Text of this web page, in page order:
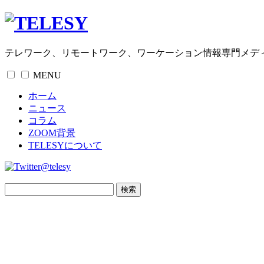
テレワーク、リモートワーク、ワーケーション情報専門メデ
MENU
ホーム
ニュース
コラム
ZOOM背景
TELESYについて
@telesy